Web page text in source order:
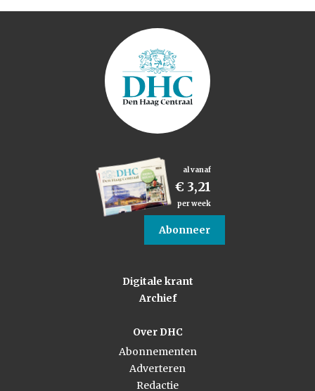
al vanaf
€ 3,21
per week
Abonneer
Digitale krant
Archief
Over DHC
Abonnementen
Adverteren
Redactie